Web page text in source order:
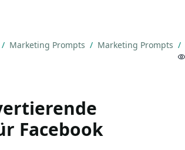
/ Marketing Prompts / Marketing Prompts /
Facebook